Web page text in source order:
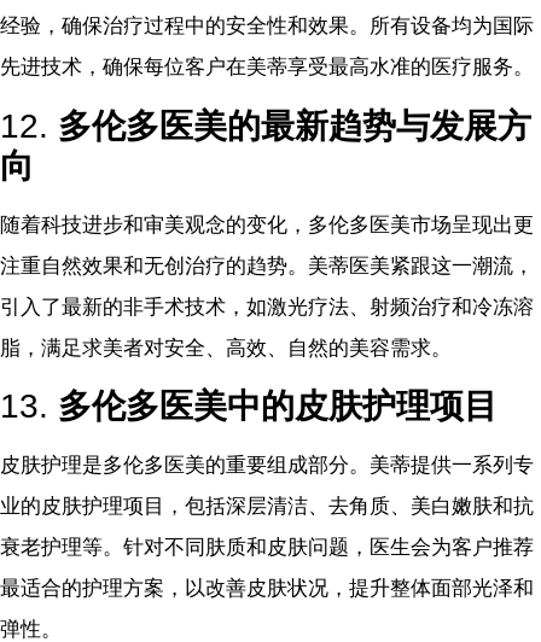
经验，确保治疗过程中的安全性和效果。所有设备均为国际
先进技术，确保每位客户在美蒂享受最高水准的医疗服务。
12. 多伦多医美的最新趋势与发展方
向
随着科技进步和审美观念的变化，多伦多医美市场呈现出更
注重自然效果和无创治疗的趋势。美蒂医美紧跟这一潮流，
引入了最新的非手术技术，如激光疗法、射频治疗和冷冻溶
脂，满足求美者对安全、高效、自然的美容需求。
13. 多伦多医美中的皮肤护理项目
皮肤护理是多伦多医美的重要组成部分。美蒂提供一系列专
业的皮肤护理项目，包括深层清洁、去角质、美白嫩肤和抗
衰老护理等。针对不同肤质和皮肤问题，医生会为客户推荐
最适合的护理方案，以改善皮肤状况，提升整体面部光泽和
弹性。